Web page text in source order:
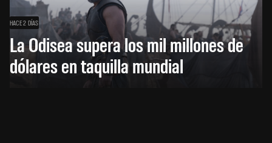
HACE 2 DÍAS
La Odisea supera los mil millones de
dólares en taquilla mundial